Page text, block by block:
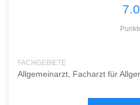
7.0
FACHGEBIETE
Allgemeinarzt, Facharzt für